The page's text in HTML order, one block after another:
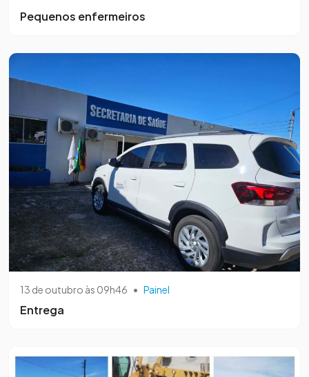
Pequenos enfermeiros
13 de outubro às 09h46 • Painel
Entrega